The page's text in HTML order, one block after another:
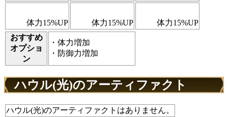
体力15%UP 体力15%UP
体力15%UP
おすすめ
オプショ
ン
・体力増加
・防御力増加
ハウル(光)のアーティファクト
ハウル(光)のアーティファクトはありません。